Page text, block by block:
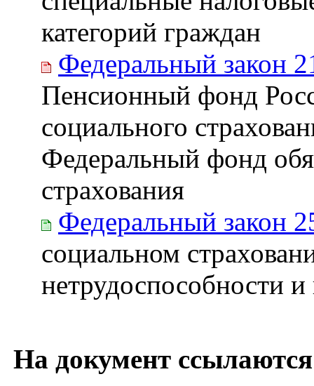
категорий граждан
Федеральный закон
Пенсионный фонд
социального
Федеральный фонд
страхования
Федеральный закон
социальном
нетрудоспособности
На документ